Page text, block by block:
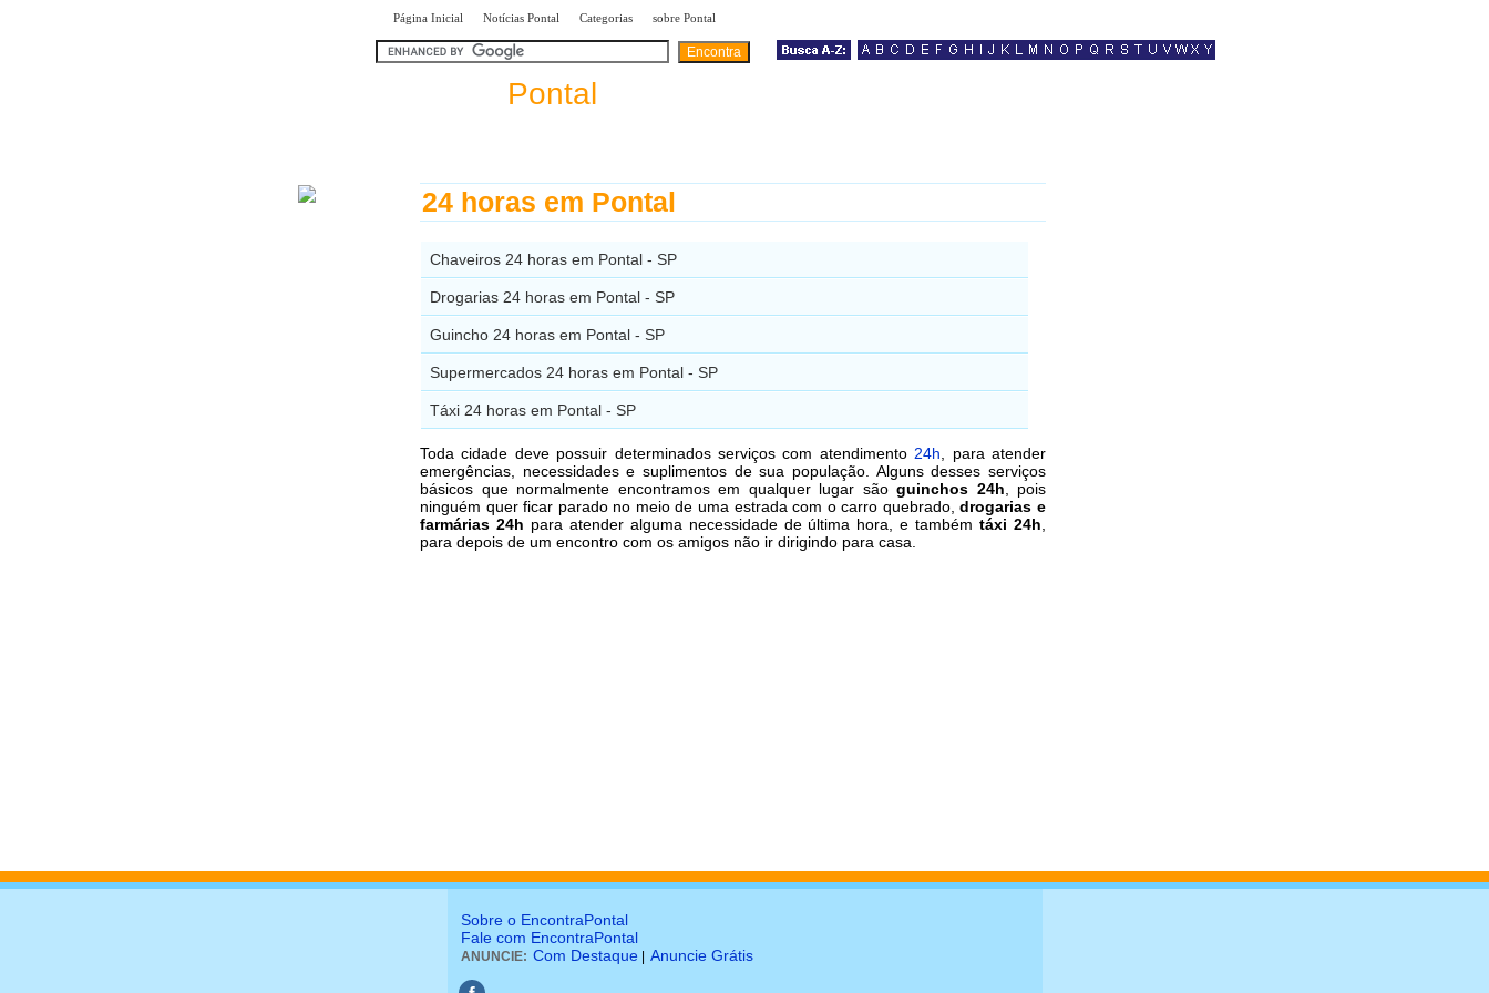
Página Inicial Notícias Pontal Categorias sobre Pontal
Pontal
24 horas em Pontal
Chaveiros 24 horas em Pontal - SP
Drogarias 24 horas em Pontal - SP
Guincho 24 horas em Pontal - SP
Supermercados 24 horas em Pontal - SP
Táxi 24 horas em Pontal - SP
Toda cidade deve possuir determinados serviços com atendimento 24h , para atender
emergências, necessidades e suplimentos de sua população. Alguns desses serviços
básicos que normalmente encontramos em qualquer lugar são guinchos 24h , pois
ninguém quer ficar parado no meio de uma estrada com o carro quebrado,drogarias e
farmárias 24h para atender alguma necessidade de última hora, e tambémtáxi 24h
para depois de um encontro com os amigos não ir dirigindo para casa.
Sobre o EncontraPontal
Fale com EncontraPontal
ANUNCIE: Com Destaque Anuncie Grátis